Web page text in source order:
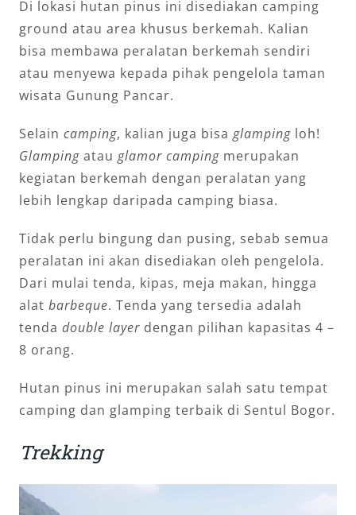
Di lokasi hutan pinus ini disediakan camping
ground atau area khusus berkemah. Kalian
bisa membawa peralatan berkemah sendiri
atau menyewa kepada pihak pengelola taman
wisata Gunung Pancar.
Selain camping, kalian juga bisaglamping loh!
Glamping atauglamor camping merupakan
kegiatan berkemah dengan peralatan yang
lebih lengkap daripada camping biasa.
Tidak perlu bingung dan pusing, sebab semua
peralatan ini akan disediakan oleh pengelola.
Dari mulai tenda, kipas, meja makan, hingga
alat barbeque. Tenda yang tersedia adalah
tenda double layer dengan pilihan kapasitas 4 –
8 orang.
Hutan pinus ini merupakan salah satu tempat
camping dan glamping terbaik di Sentul Bogor.
Trekking